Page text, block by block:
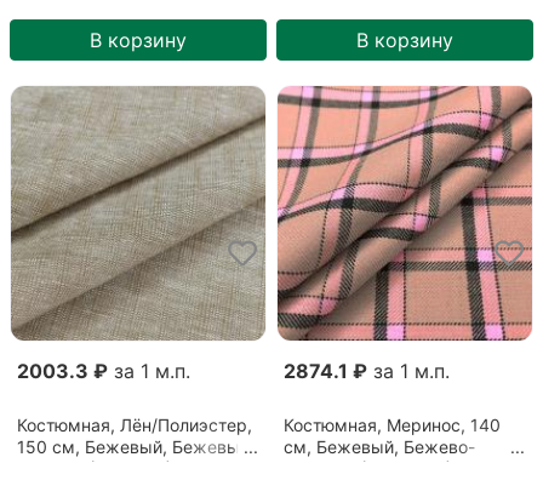
В корзину В корзину
2003.3 ₽ за 1 м.п.
Костюмная, Лён/Полиэстер,
150 см, Бежевый, Бежевый
меланж (0710208)
2874.1 ₽ за 1 м.п.
Костюмная, Меринос, 140
см, Бежевый, Бежево-
розовый (03122202)